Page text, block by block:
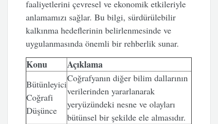
faaliyetlerini çevresel ve ekonomik etkileriyle
anlamamızı sağlar. Bu bilgi, sürdürülebilir
kalkınma hedeflerinin belirlenmesinde ve
uygulanmasında önemli bir rehberlik sunar.
Konu Açıklama
Bütünleyici
Coğrafi
Düşünce
Coğrafyanın diğer bilim dallarının
verilerinden yararlanarak
yeryüzündeki nesne ve olayları
bütünsel bir şekilde ele almasıdır.